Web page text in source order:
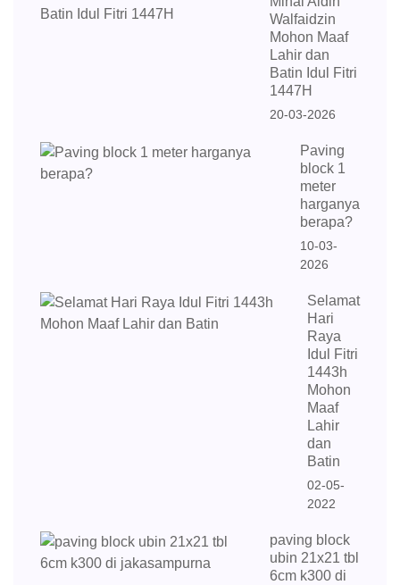
Walfaidzin
Mohon Maaf
Lahir dan
Batin Idul Fitri
1447H
20-03-2026
Paving
block 1
meter
harganya
berapa?
10-03-
2026
Selamat
Hari
Raya
Idul Fitri
1443h
Mohon
Maaf
Lahir
dan
Batin
02-05-
2022
paving block
ubin 21x21 tbl
6cm k300 di